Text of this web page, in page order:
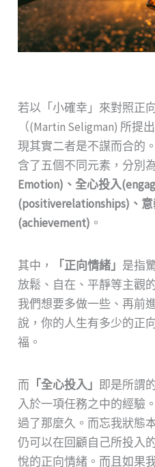
若以「小確幸」來對照正
（(Martin Seligman) 所提
現其實二者是不謀而合的
含了五個不同元素，分別
Emotion)、全心投入
(positiverelationships)、
(achievement) 。
其中， 「正向情緒」 是指
放鬆、自在、平靜等主觀
我們想要多做一些、再前
說，你的人生有多少的正
福。
而 「全心投入」 即是所謂
入於一項任務之中的經驗
過了那麼久。而忘我狀態
仍可以在回顧自己所投入
悅的正向情緒。而且如果